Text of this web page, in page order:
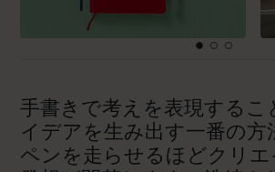
手書きで考えを表現するこ
イデアを生み出す一番の方
ペンを走らせるほどクリ